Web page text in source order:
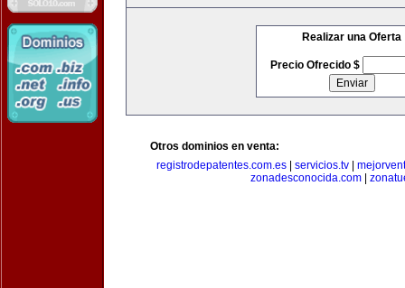
Realizar una Oferta
Precio Ofrecido $
Otros dominios en venta:
registrodepatentes.com.es
servicios.tv
zonadesconocida.com|